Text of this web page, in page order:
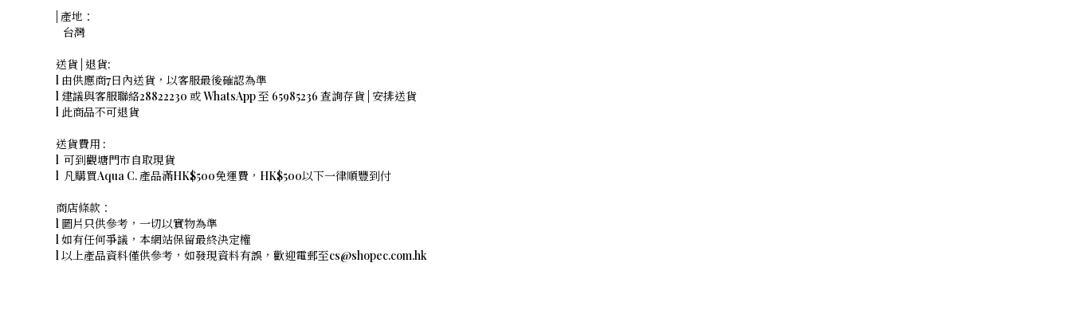
| 產地：
台灣
送貨 | 退貨:
l 由供應商7日內送貨，以客服最後確認為準
l 建議與客服聯絡28822230 或 WhatsApp 至 65985236 查詢存貨 | 安排送貨
l 此商品不可退貨
送貨費用 :
l 可到觀塘門市自取現貨
l 凡購買Aqua C. 產品滿HK$500免運費，HK$500以下一律順豐到付
商店條款：
l 圖片只供參考，一切以實物為準
l 如有任何爭議，本網站保留最終決定權
l 以上產品資料僅供參考，如發現資料有誤，歡迎電郵至cs@shopec.com.hk